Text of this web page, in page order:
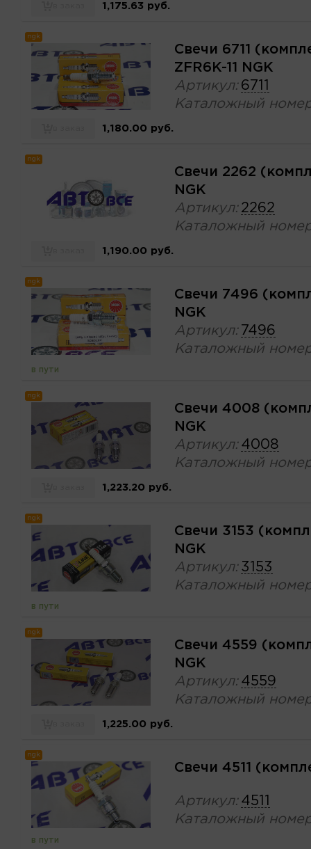
1,175.63 руб.
ngk
Свечи 6711
ZFR6K-11 NGK
Артикул: 6711
Каталожный
1,180.00 руб.
ngk
Свечи 2262
NGK
Артикул: 2262
Каталожный
1,190.00 руб.
ngk
Свечи 7496
NGK
Артикул: 7496
Каталожный
в пути
ngk
Свечи 4008
NGK
Артикул: 4008
Каталожный
1,223.20 руб.
ngk
Свечи 3153
NGK
Артикул: 3153
Каталожный
в пути
ngk
Свечи 4559
NGK
Артикул: 4559
Каталожный
1,225.00 руб.
ngk
Свечи 4511
Артикул: 4511
Каталожный
в пути